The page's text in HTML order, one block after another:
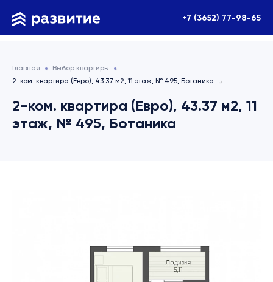
+7 (3652) 77-98-65
Главная
Выбор квартиры
2-ком. квартира (Евро), 43.37 м2, 11 этаж, № 495, Ботаника
2-ком. квартира (Евро), 43.37 м2, 11
этаж, № 495, Ботаника